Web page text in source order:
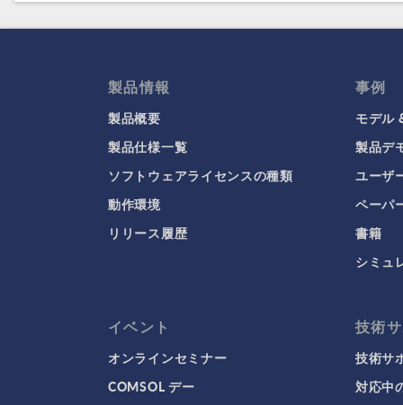
製品情報
製品概要
製品仕様一覧
ソフトウェアライセンスの種類
動作環境
リリース履歴
事例
モデル
製品デ
ユーザ
ペーパ
書籍
シミュ
イベント
オンラインセミナー
COMSOL デー
技術
技術サ
対応中